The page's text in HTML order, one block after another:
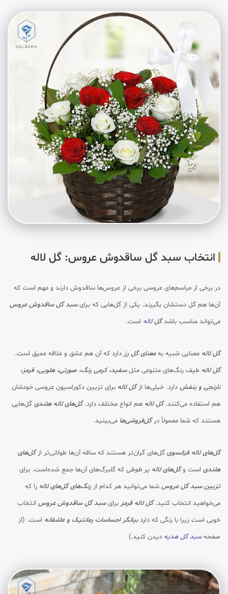
انتخاب سبد گل ساقدوش عروس: گل لاله
در برخی از مراسم‌های عروسی برخی از عروس‌ها ساقدوش دارند و مهم است که
آن‌ها هم گل دستشان بگیرند. یکی از گل‌هایی که برایسبد گل ساقدوش عروس
می‌تواند مناسب باشد گللاله است.
گل لاله معنایی شبیه بهمعنای گل رزدارد که آن هم عشق و علاقه عمیق است.
گل لاله طیف رنگ‌های متنوعی مثلسفید، کرمی رنگ، صورتی، هلویی، قرمز،
نارنجی و بنفش دارد. خیلی‌ها ازگل لاله برای تزیین دکوراسیون عروسی خودشان
هم استفاده می‌کنند.گل لاله هم انواع مختلف دارد.گل‌های لاله هلندی گل‌هایی
هستند که شما معمولاً درگل‌فروشی‌ها می‌بینید.
گل‌های لاله فرانسوی گل‌های گران‌تر هستند که ساقه آن‌ها طولانی‌تر ازگل‌های
هلندی است وگل‌های لاله پر طوطی که گلبرگ‌های آن‌ها جمع شده‌است. برای
تزیین سبد گل عروس شما می‌توانید هر کدام ازرنگ‌های گل‌های لاله را که
می‌خواهید انتخاب کنید.گل لاله قرمز برایسبد گل ساقدوش عروس انتخاب
خوبی است زیرا با رنگی که داردبیانگر احساسات رمانتیک و عاشقانه است. (از
صفحهسبد گل هدیه دیدن کنید.)